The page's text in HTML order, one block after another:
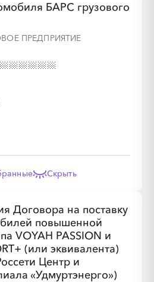
БАРС грузового
ПРЕДПРИЯТИЕ
Скрыть
Договора на поставку
повышенной
VOYAH PASSION и
(или эквивалента)
Центр и
«Удмуртэнерго»)